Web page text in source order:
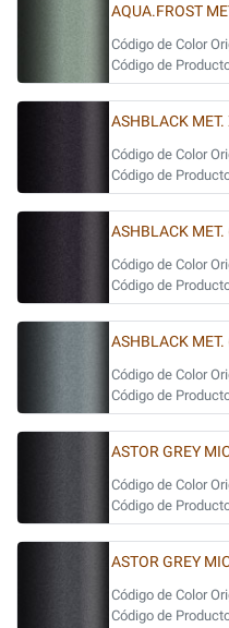
AQUA.FROST
Código de Color
Código de
ASHBLACK
Código de Color
Código de
ASHBLACK
Código de Color
Código de
ASHBLACK
Código de Color
Código de
ASTOR GREY
Código de Color
Código de
ASTOR GREY
Código de Color
Código de